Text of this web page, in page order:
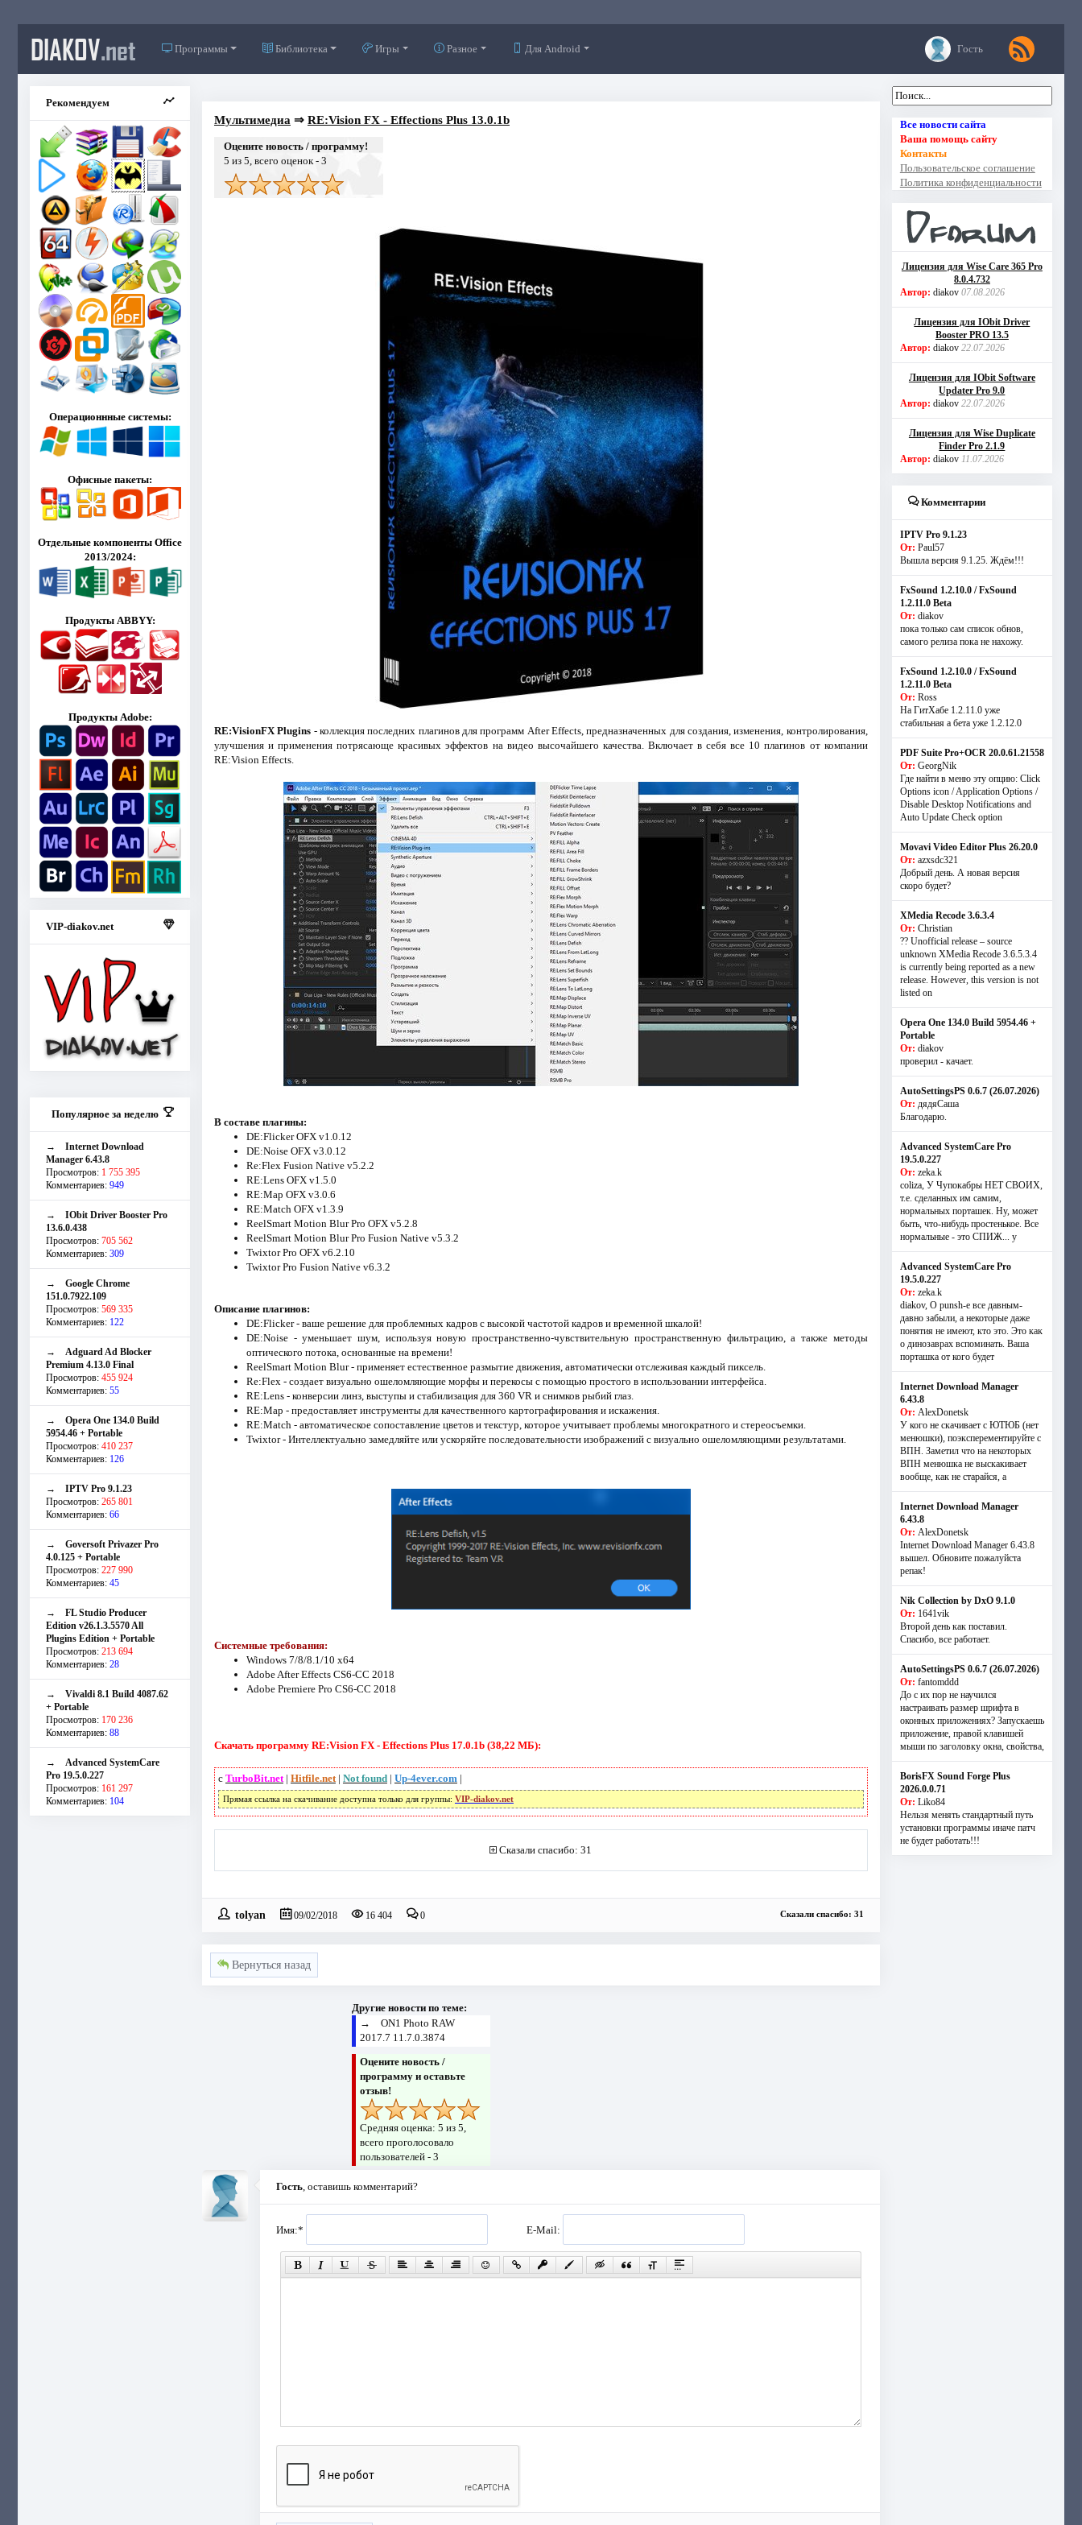
DIAKOV.net Программы Библиотека Игры Разное Для Android Гость
Рекомендуем
Операционнные системы:
Офисные пакеты:
Отдельные компоненты Office
2013/2024:
Продукты ABBYY:
Продукты Adobe:
VIP-diakov.net
Популярное за неделю
→ Internet Download
Manager 6.43.8
Просмотров: 1 755 395
Комментариев: 949
→ IObit Driver Booster Pro
13.6.0.438
Просмотров: 705 562
Комментариев: 309
→ Google Chrome
151.0.7922.109
Просмотров: 569 335
Комментариев: 122
→ Adguard Ad Blocker
Premium 4.13.0 Final
Просмотров: 455 924
Комментариев: 55
→ Opera One 134.0 Build
5954.46 + Portable
Просмотров: 410 237
Комментариев: 126
→ IPTV Pro 9.1.23
Просмотров: 265 801
Комментариев: 66
→ Goversoft Privazer Pro
4.0.125 + Portable
Просмотров: 227 990
Комментариев: 45
→ FL Studio Producer
Edition v26.1.3.5570 All
Plugins Edition + Portable
Просмотров: 213 694
Комментариев: 28
→ Vivaldi 8.1 Build 4087.62
+ Portable
Просмотров: 170 236
Комментариев: 88
→ Advanced SystemCare
Pro 19.5.0.227
Просмотров: 161 297
Комментариев: 104
Мультимедиа ⇒ RE:Vision FX - Effections Plus 13.0.1b
Оцените новость / программу!
5 из 5, всего оценок - 3
RE:VisionFX Plugins - коллекция последних плагинов для программ After Effects, предназначенных для создания, изменения, контролирования,
улучшения и применения потрясающе красивых эффектов на видео высочайшего качества. Включает в себя все 10 плагинов от компании
RE:Vision Effects.
В составе плагины:
DE:Flicker OFX v1.0.12
DE:Noise OFX v3.0.12
Re:Flex Fusion Native v5.2.2
RE:Lens OFX v1.5.0
RE:Map OFX v3.0.6
RE:Match OFX v1.3.9
ReelSmart Motion Blur Pro OFX v5.2.8
ReelSmart Motion Blur Pro Fusion Native v5.3.2
Twixtor Pro OFX v6.2.10
Twixtor Pro Fusion Native v6.3.2
Описание плагинов:
DE:Flicker - ваше решение для проблемных кадров с высокой частотой кадров и временной шкалой!
DE:Noise - уменьшает шум, используя новую пространственно-чувствительную пространственную фильтрацию, а также методы
оптического потока, основанные на времени!
ReelSmart Motion Blur - применяет естественное размытие движения, автоматически отслеживая каждый пиксель.
Re:Flex - создает визуально ошеломляющие морфы и перекосы с помощью простого в использовании интерфейса.
RE:Lens - конверсии линз, выступы и стабилизация для 360 VR и снимков рыбий глаз.
RE:Map - предоставляет инструменты для качественного картографирования и искажения.
RE:Match - автоматическое сопоставление цветов и текстур, которое учитывает проблемы многократного и стереосъемки.
Twixtor - Интеллектуально замедляйте или ускоряйте последовательности изображений с визуально ошеломляющими результатами.
Системные требования:
Windows 7/8/8.1/10 x64
Adobe After Effects CS6-CC 2018
Adobe Premiere Pro CS6-CC 2018
Скачать программу RE:Vision FX - Effections Plus 17.0.1b (38,22 МБ):
с TurboBit.net| Hitfile.net| Not found| Up-4ever.com |
Прямая ссылка на скачивание доступна только для группы: VIP-diakov.net
Сказали спасибо: 31
tolyan 09/02/2018 16 404 0 Сказали спасибо: 31
Вернуться назад
Другие новости по теме:
→ ON1 Photo RAW
2017.7 11.7.0.3874
Оцените новость /
программу и оставьте
отзыв!
Средняя оценка: 5 из 5,
всего проголосовало
пользователей - 3
Гость, оставишь комментарий?
Имя:* E-Mail:
Все новости сайта
Ваша помощь сайту
Контакты
Пользовательское соглашение
Политика конфиденциальности
Лицензия для Wise Care 365 Pro
8.0.4.732
Автор: diakov 07.08.2026
Лицензия для IObit Driver
Booster PRO 13.5
Автор: diakov 22.07.2026
Лицензия для IObit Software
Updater Pro 9.0
Автор: diakov 22.07.2026
Лицензия для Wise Duplicate
Finder Pro 2.1.9
Автор: diakov 11.07.2026
Комментарии
IPTV Pro 9.1.23
От: Paul57
Вышла версия 9.1.25. Ждём!!!
FxSound 1.2.10.0 / FxSound
1.2.11.0 Beta
От: diakov
пока только сам список обнов,
самого релиза пока не нахожу.
FxSound 1.2.10.0 / FxSound
1.2.11.0 Beta
От: Ross
На ГитХабе 1.2.11.0 уже
стабильная а бета уже 1.2.12.0
PDF Suite Pro+OCR 20.0.61.21558
От: GeorgNik
Где найти в меню эту опцию: Click
Options icon / Application Options /
Disable Desktop Notifications and
Auto Update Check option
Movavi Video Editor Plus 26.20.0
От: azxsdc321
Добрый день. А новая версия
скоро будет?
XMedia Recode 3.6.3.4
От: Christian
?? Unofficial release – source
unknown XMedia Recode 3.6.5.3.4
is currently being reported as a new
release. However, this version is not
listed on
Opera One 134.0 Build 5954.46 +
Portable
От: diakov
проверил - качает.
AutoSettingsPS 0.6.7 (26.07.2026)
От: дядяСаша
Благодарю.
Advanced SystemCare Pro
19.5.0.227
От: zeka.k
coliza, У Чупокабры НЕТ СВОИХ,
т.е. сделанных им самим,
нормальных порташек. Ну, может
быть, что-нибудь простенькое. Все
нормальные - это СПИЖ... у
Advanced SystemCare Pro
19.5.0.227
От: zeka.k
diakov, О punsh-е все давным-
давно забыли, а некоторые даже
понятия не имеют, кто это. Это как
о динозаврах вспоминать. Ваша
порташка от кого будет
Internet Download Manager
6.43.8
От: AlexDonetsk
У кого не скачивает с ЮТЮБ (нет
менюшки), поэксперементируйте с
ВПН. Заметил что на некоторых
ВПН менюшка не выскакивает
вообще, как не старайся, а
Internet Download Manager
6.43.8
От: AlexDonetsk
Internet Download Manager 6.43.8
вышел. Обновите пожалуйста
репак!
Nik Collection by DxO 9.1.0
От: 1641vik
Второй день как поставил.
Спасибо, все работает.
AutoSettingsPS 0.6.7 (26.07.2026)
От: fantomddd
До с их пор не научился
настраивать размер шрифта в
оконных приложениях? Запускаешь
приложение, правой клавишей
мыши по заголовку окна, свойства,
BorisFX Sound Forge Plus
2026.0.0.71
От: Liko84
Нельзя менять стандартный путь
установки программы иначе патч
не будет работать!!!